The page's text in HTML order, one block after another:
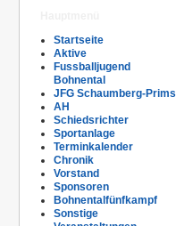
Startseite
Aktive
Fussballjugend
Bohnental
JFG Schaumberg-Prims
AH
Schiedsrichter
Sportanlage
Terminkalender
Chronik
Vorstand
Sponsoren
Bohnentalfünfkampf
Sonstige